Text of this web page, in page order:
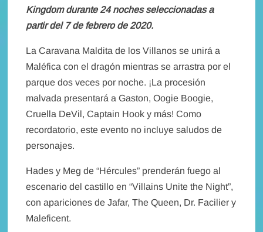
Kingdom durante 24 noches seleccionadas a
partir del 7 de febrero de 2020.
La Caravana Maldita de los Villanos se unirá a
Maléfica con el dragón mientras se arrastra por el
parque dos veces por noche. ¡La procesión
malvada presentará a Gaston, Oogie Boogie,
Cruella DeVil, Captain Hook y más! Como
recordatorio, este evento no incluye saludos de
personajes.
Hades y Meg de “Hércules” prenderán fuego al
escenario del castillo en “Villains Unite the Night”,
con apariciones de Jafar, The Queen, Dr. Facilier y
Maleficent.